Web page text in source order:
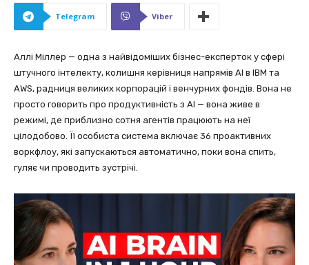
Telegram Viber
Аллі Міллер — одна з найвідоміших бізнес-експерток у сфері
штучного інтелекту, колишня керівниця напрямів AI в IBM та
AWS, радниця великих корпорацій і венчурних фондів. Вона не
просто говорить про продуктивність з AI — вона живе в
режимі, де приблизно сотня агентів працюють на неї
цілодобово. Її особиста система включає 36 проактивних
воркфлоу, які запускаються автоматично, поки вона спить,
гуляє чи проводить зустрічі.